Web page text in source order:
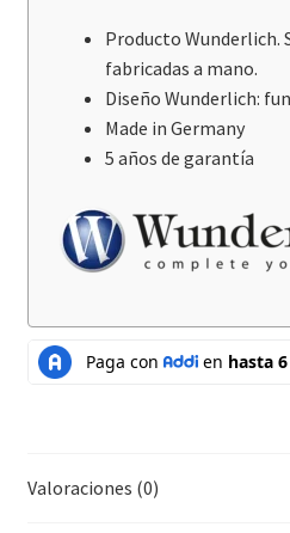
Producto Wunderlich.
fabricadas a mano.
Diseño Wunderlich:
Made in Germany
5 años de garantía
Valoraciones (0)